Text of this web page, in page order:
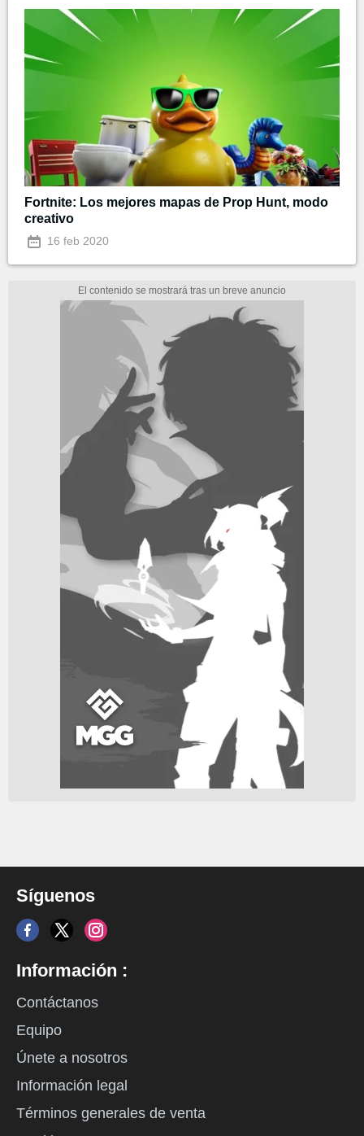
Fortnite: Los mejores mapas de Prop Hunt, modo
creativo
16 feb 2020
Síguenos
Información :
Contáctanos
Equipo
Únete a nosotros
Información legal
Términos generales de venta